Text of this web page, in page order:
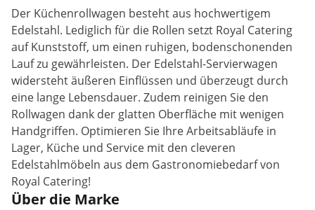
Der Küchenrollwagen besteht aus hochwertigem
Edelstahl. Lediglich für die Rollen setzt Royal Catering
auf Kunststoff, um einen ruhigen, bodenschonenden
Lauf zu gewährleisten. Der Edelstahl-Servierwagen
widersteht äußeren Einflüssen und überzeugt durch
eine lange Lebensdauer. Zudem reinigen Sie den
Rollwagen dank der glatten Oberfläche mit wenigen
Handgriffen. Optimieren Sie Ihre Arbeitsabläufe in
Lager, Küche und Service mit den cleveren
Edelstahlmöbeln aus dem Gastronomiebedarf von
Royal Catering!
Über die Marke